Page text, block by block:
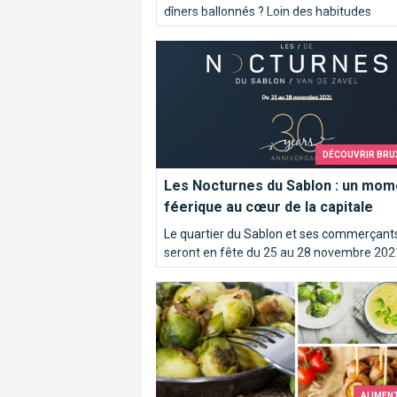
dîners ballonnés ? Loin des habitudes
carnassières, voici le top des végétariens
DÉCOUVRIR
Les Nocturnes du Sablon : un
féerique au cœur de la capitale
Le quartier du Sablon et ses
seront en fête du 25 au 28 novembre
Rencontrez-les et profitez des
Noël !
Les Nocturnes du Sablon : un
Top 10 des recettes pour aimer les